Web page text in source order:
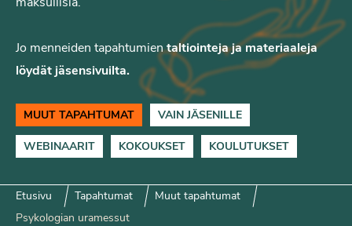
Jo menneiden tapahtumientaltiointeja ja materiaaleja
löydät jäsensivuilta.
MUUT TAPAHTUMAT VAIN JÄSENILLE
WEBINAARIT KOKOUKSET KOULUTUKSET
Etusivu Tapahtumat
Muut tapahtumat
Psykologian uramessut